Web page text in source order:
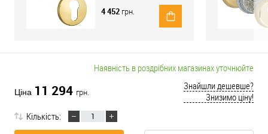
4 452 грн.
Наявність в роздрібних магазинах уточнюйте
Ціна 11 294 грн.
Знайшли дешевше?
Знизимо ціну!
Кількість: